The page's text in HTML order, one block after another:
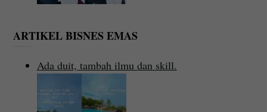
ARTIKEL BISNES EMAS
Ada duit, tambah ilmu dan skill.